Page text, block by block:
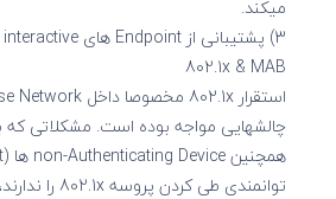
میکند.
802.1x & MAB